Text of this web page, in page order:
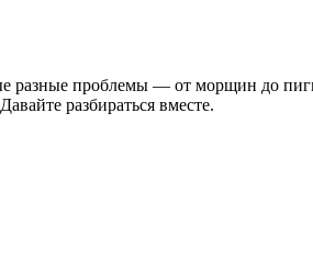
разные проблемы — от морщин до
разбираться вместе.